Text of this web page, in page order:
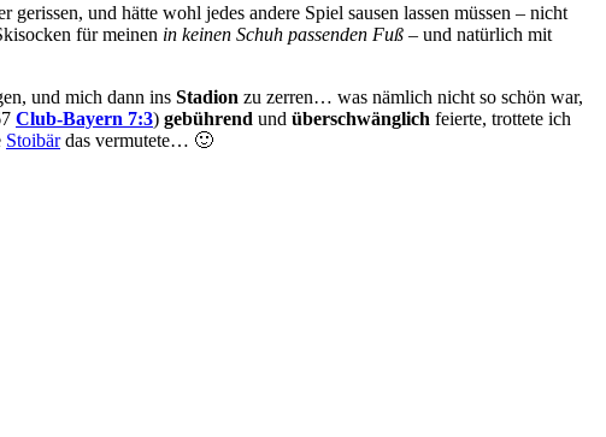
und hätte wohl jedes andere Spiel sausen lassen müssen – nicht
für meinen in keinen Schuh passenden Fuß – und natürlich mit
und mich dann ins Stadion zu zerren… was nämlich nicht so schön war,
Club-Bayern 7:3) gebührend und überschwänglich feierte, trottete ich
Stoibärdas vermutete… 🙂